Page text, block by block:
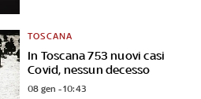
In Toscana 753 nuovi casi
Covid, nessun decesso
TOSCANA
08 gen - 10:43